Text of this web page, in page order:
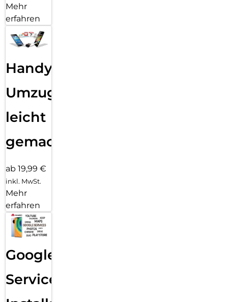
Mehr
erfahren
Handy
Umzug
leicht
gemacht!
ab 19,99 €
inkl. MwSt.
Mehr
erfahren
Google
Services